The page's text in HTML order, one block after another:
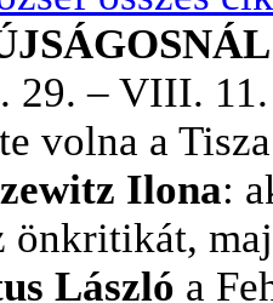
29. – VIII. 11.
volna a
Ilona:
önkritikát,
László a